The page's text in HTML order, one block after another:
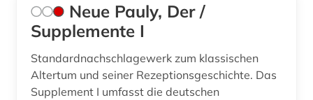
Neue Pauly, Der /
Supplemente I
Standardnachschlagewerk zum klassischen
Altertum und seiner Rezeptionsgeschichte. Das
Supplement I umfasst die deutschen